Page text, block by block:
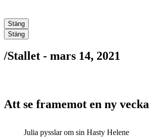
Stäng
Stäng
/Stallet - mars 14, 2021
Att se framemot en ny vecka
Julia pysslar om sin Hasty Helene